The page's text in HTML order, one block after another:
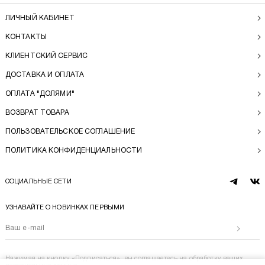
ЛИЧНЫЙ КАБИНЕТ
КОНТАКТЫ
КЛИЕНТСКИЙ СЕРВИС
ДОСТАВКА И ОПЛАТА
ОПЛАТА "ДОЛЯМИ"
ВОЗВРАТ ТОВАРА
ПОЛЬЗОВАТЕЛЬСКОЕ СОГЛАШЕНИЕ
ПОЛИТИКА КОНФИДЕНЦИАЛЬНОСТИ
СОЦИАЛЬНЫЕ СЕТИ
telegram
vk
УЗНАВАЙТЕ О НОВИНКАХ ПЕРВЫМИ
Нажимая на кнопку «Подписаться», вы соглашаетесь на обработку ваших